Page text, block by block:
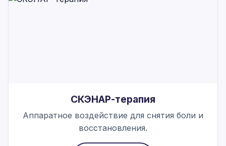
СКЭНАР-терапия
Аппаратное воздействие для снятия боли и
восстановления.